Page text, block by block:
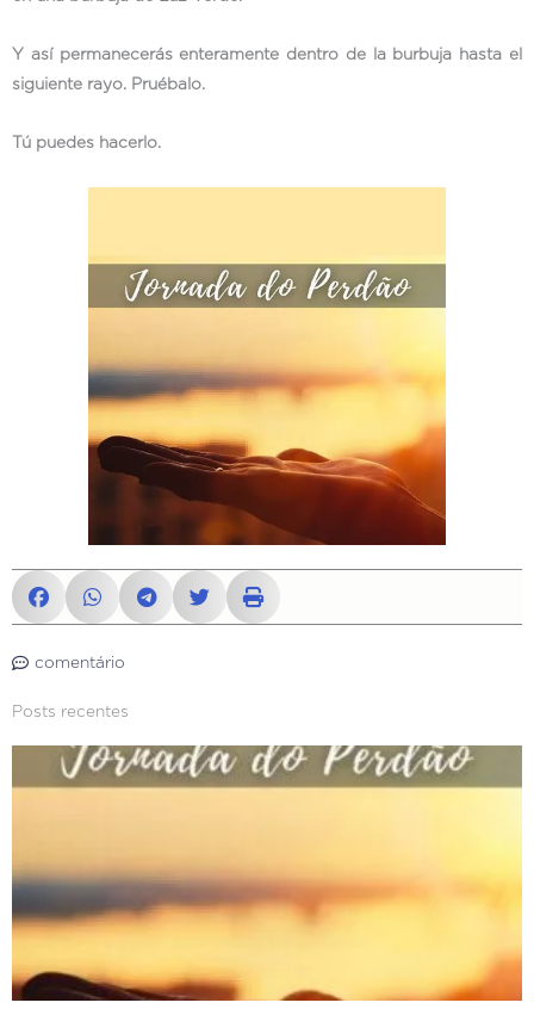
Y así permanecerás enteramente dentro de la burbuja hasta el
siguiente rayo. Pruébalo.
Tú puedes hacerlo.
comentário
Posts recentes